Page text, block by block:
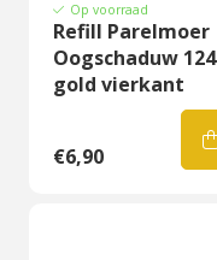
Op voorraad
Refill Parelmoer
Oogschaduw 124
gold vierkant
€6,90